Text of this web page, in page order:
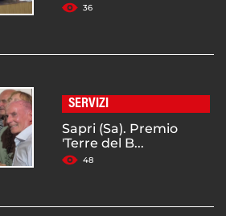
36
SERVIZI
Sapri (Sa). Premio
'Terre del B...
48